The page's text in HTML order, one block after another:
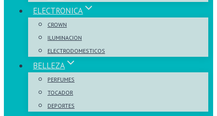
ELECTRONICA
CROWN
ILUMINACION
ELECTRODOMESTICOS
BELLEZA
PERFUMES
TOCADOR
DEPORTES